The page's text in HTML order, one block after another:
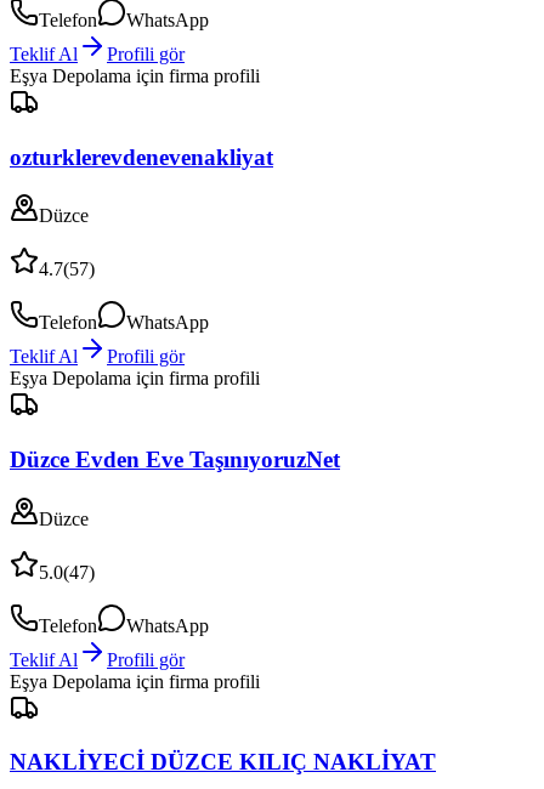
Telefon
WhatsApp
Teklif Al
Profili gör
Eşya Depolama için firma profili
ozturklerevdenevenakliyat
Düzce
4.7(57)
Telefon
WhatsApp
Teklif Al
Profili gör
Eşya Depolama için firma profili
Düzce Evden Eve TaşınıyoruzNet
Düzce
5.0(47)
Telefon
WhatsApp
Teklif Al
Profili gör
Eşya Depolama için firma profili
NAKLİYECİ DÜZCE KILIÇ NAKLİYAT